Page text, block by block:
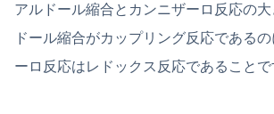
アルドール縮合とカンニザーロ反応の
ドール縮合がカップリング反応である
ーロ反応はレドックス反応であることで